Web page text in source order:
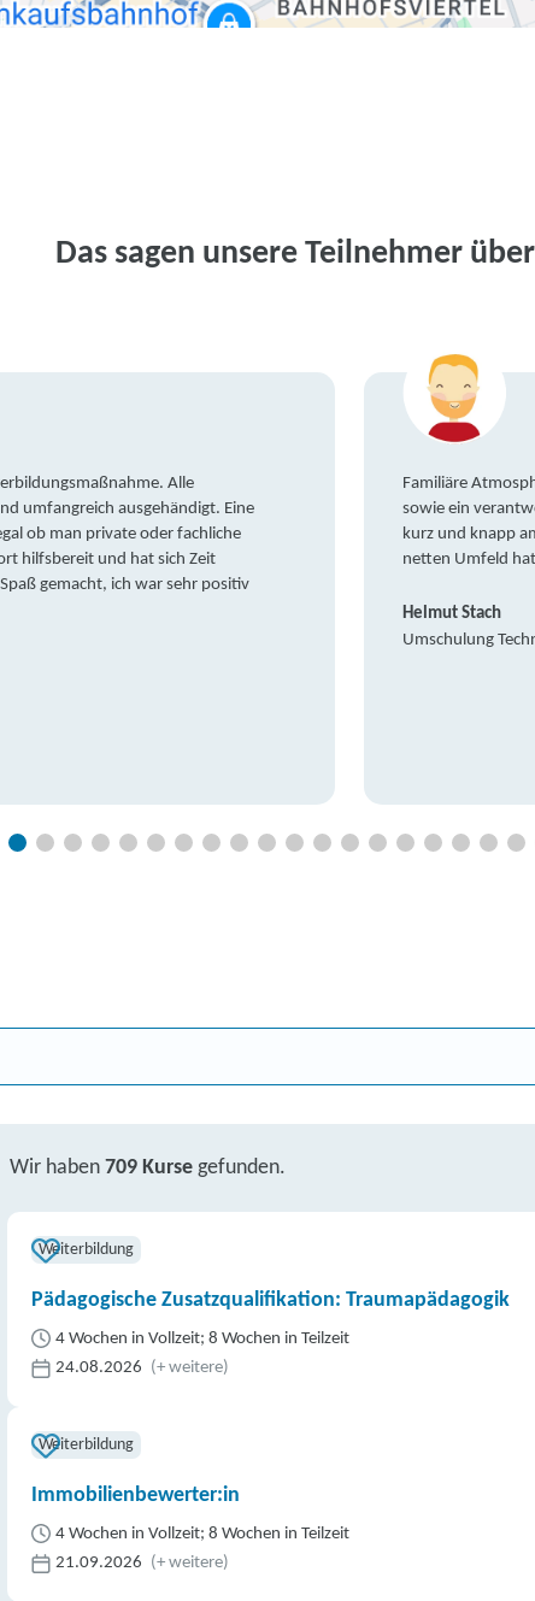
Das sagen unsere Teilnehmer
Alle
umfangreich ausgehändigt. Eine
ob man private oder fachliche
hilfsbereit und hat sich Zeit
gemacht, ich war sehr positiv
Familiäre
sowie ein
kurz und knapp
netten Umfeld
Helmut Stach
Umschulung
Wir haben 709 Kurse gefunden.
Weiterbildung
Pädagogische Zusatzqualifikation: Traumapädagogik
4 Wochen in Vollzeit; 8 Wochen in Teilzeit
24.08.2026 (+ weitere)
Weiterbildung
Immobilienbewerter:in
4 Wochen in Vollzeit; 8 Wochen in Teilzeit
21.09.2026 (+ weitere)